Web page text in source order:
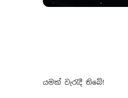
යමක් වැරැදී තිබේ!